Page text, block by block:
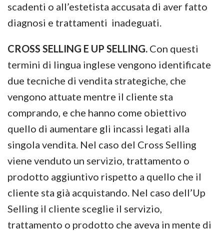
scadenti o all’estetista accusata di aver fatto
diagnosi e trattamenti inadeguati.
CROSS SELLING E UP SELLING. Con questi
termini di lingua inglese vengono identificate
due tecniche di vendita strategiche, che
vengono attuate mentre il cliente sta
comprando, e che hanno come obiettivo
quello di aumentare gli incassi legati alla
singola vendita. Nel caso del Cross Selling
viene venduto un servizio, trattamento o
prodotto aggiuntivo rispetto a quello che il
cliente sta già acquistando. Nel caso dell’Up
Selling il cliente sceglie il servizio,
trattamento o prodotto che aveva in mente di